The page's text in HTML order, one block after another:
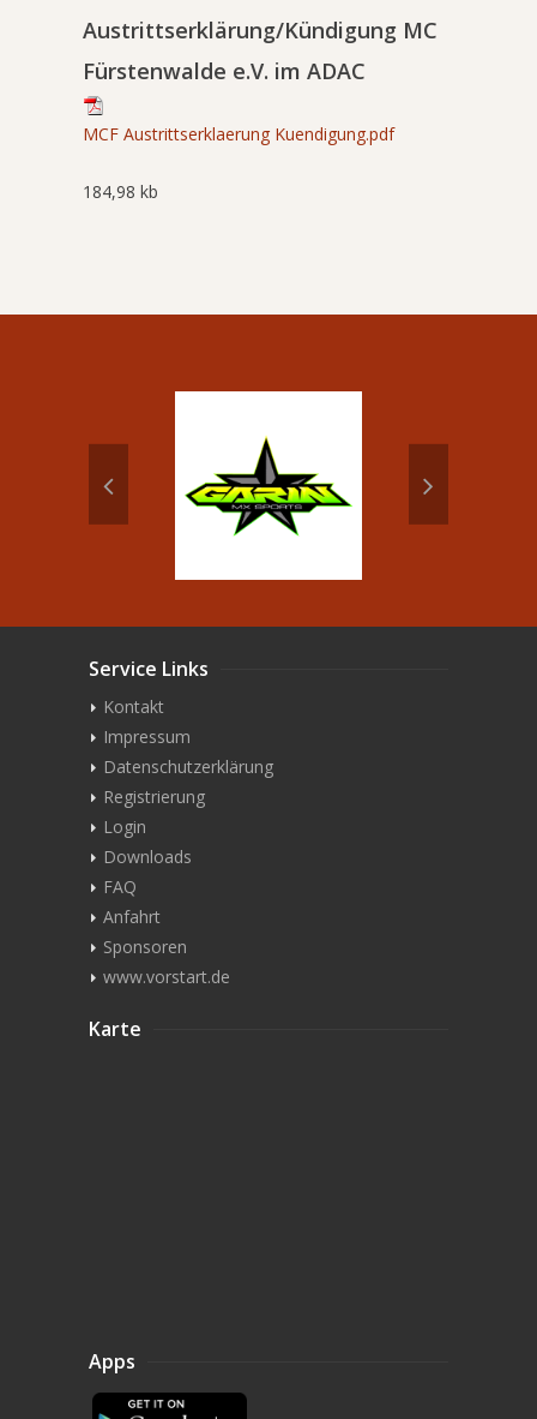
Austrittserklärung/Kündigung MC
Fürstenwalde e.V. im ADAC
MCF Austrittserklaerung Kuendigung.pdf
184,98 kb
Service Links
Kontakt
Impressum
Datenschutzerklärung
Registrierung
Login
Downloads
FAQ
Anfahrt
Sponsoren
www.vorstart.de
Karte
Apps